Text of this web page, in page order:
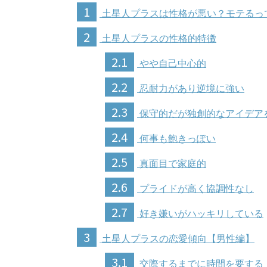
1
土星人プラスは性格が悪い？モテるっ
2 土星人プラスの性格的特徴
2.1 やや自己中心的
2.2 忍耐力があり逆境に強い
2.3 保守的だが独創的なアイデア
2.4 何事も飽きっぽい
2.5 真面目で家庭的
2.6 プライドが高く協調性なし
2.7 好き嫌いがハッキリしている
3 土星人プラスの恋愛傾向【男性編】
3.1 交際するまでに時間を要する